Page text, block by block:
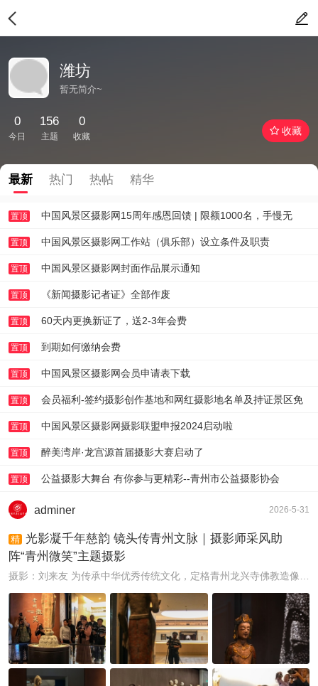
潍坊
暂无简介~
0
今日
156
主题
0
收藏 收藏
最新 热门 热帖 精华
置顶 中国风景区摄影网15周年感恩回馈 | 限额1000名，手慢无
置顶 中国风景区摄影网工作站（俱乐部）设立条件及职责
置顶 中国风景区摄影网封面作品展示通知
置顶 《新闻摄影记者证》全部作废
置顶 60天内更换新证了，送2-3年会费
置顶 到期如何缴纳会费
置顶 中国风景区摄影网会员申请表下载
置顶 会员福利-签约摄影创作基地和网红摄影地名单及持证景区免
门票体验帖-请文后登记
置顶 中国风景区摄影网摄影联盟申报2024启动啦
置顶 醉美湾岸·龙宫源首届摄影大赛启动了
置顶 公益摄影大舞台 有你参与更精彩--青州市公益摄影协会
adminer 2026-5-31
精 光影凝千年慈韵 镜头传青州文脉｜摄影师采风助
阵“青州微笑”主题摄影